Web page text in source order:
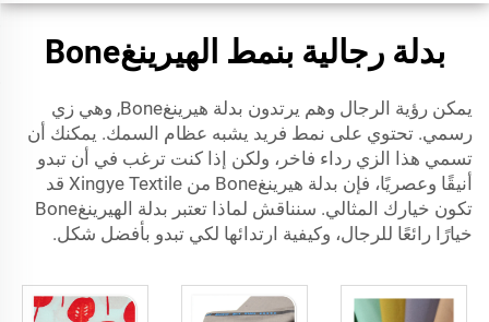
بدلة رجالية بنمط الهيرينغBone
يمكن رؤية الرجال وهم يرتدون بدلة هيرينغBone,
وهي زي
رسمي. تحتوي على نمط فريد يشبه عظام السمك. يمكنك أن
تسمي هذا الزي رداء فاخر، ولكن إذا كنت ترغب في أن تبدو
أنيقًا وعصريًا، فإن بدلة هيرينغBone من Xingye Textile قد
تكون خيارك المثالي. سنناقش لماذا تعتبر بدلة الهيرينغBone
خيارًا رائعًا للرجال، وكيفية ارتدائها لكي تبدو بأفضل شكل.